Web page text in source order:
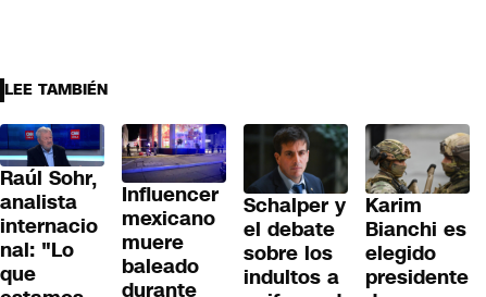
LEE TAMBIÉN
Raúl Sohr,
analista
internacio
nal: "Lo
que
Influencer
mexicano
muere
baleado
durante
Schalper y
el debate
sobre los
indultos a
Karim
Bianchi es
elegido
presidente